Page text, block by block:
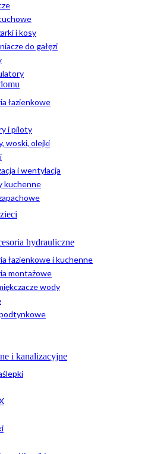
i kosy
do gałęzi
łazienkowe
i piloty
woski, olejki
i wentylacja
kuchenne
hydrauliczne
łazienkowe i kuchenne
montażowe
wody
i kanalizacyjne